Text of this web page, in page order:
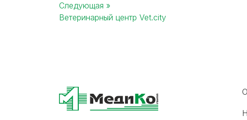
navigation
Следующая »
Ветеринарный центр Vet.city